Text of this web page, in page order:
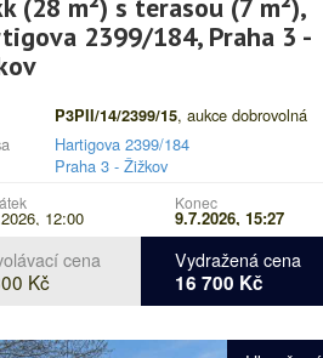
(28 m²) s terasou (7 m²),
2399/184, Praha 3 -
P3PII/14/2399/15, aukce dobrovolná
Hartigova 2399/184
Praha 3 - Žižkov
Aukce pronájmu bytu z majetku
Městské části Praha 3.Uzávěrka
přihlášek do aukce včetně složení
kauce 2.7.2026 do 18:00 hod (více v
aukční kartě).
Změna Podmínek výběrového řízení
cena
Kč
Vydražená cena
16 700 Kč
12:00
Konec
9.7.2026, 15:27